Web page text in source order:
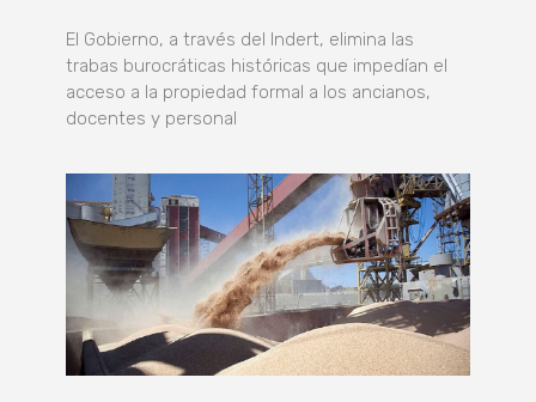
El Gobierno, a través del Indert, elimina las
trabas burocráticas históricas que impedían el
acceso a la propiedad formal a los ancianos,
docentes y personal